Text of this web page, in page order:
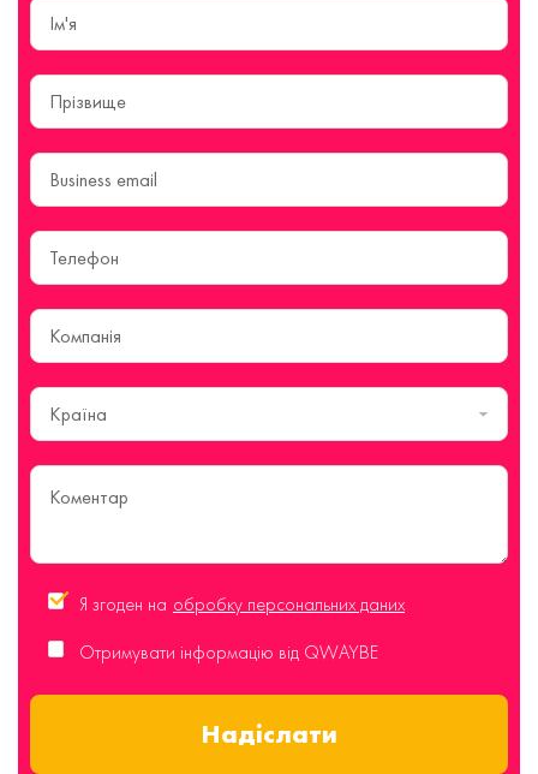
Країна
Я згоден на обробку персональних даних
Отримувати інформацію від QWAYBE
Надіслати